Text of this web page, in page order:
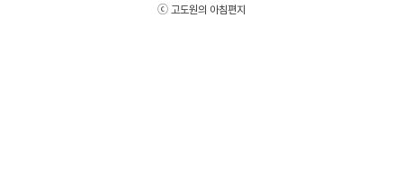
ⓒ 고도원의 아침편지